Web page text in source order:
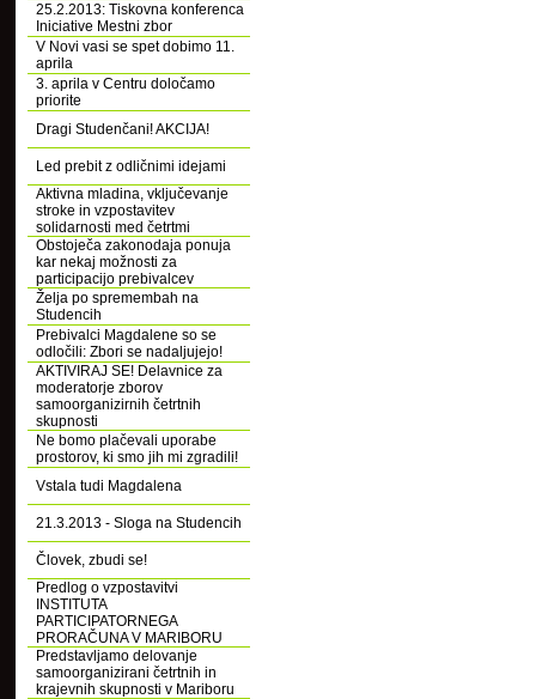
25.2.2013: Tiskovna konferenca
Iniciative Mestni zbor
V Novi vasi se spet dobimo 11.
aprila
3. aprila v Centru določamo
priorite
Dragi Studenčani! AKCIJA!
Led prebit z odličnimi idejami
Aktivna mladina, vključevanje
stroke in vzpostavitev
solidarnosti med četrtmi
Obstoječa zakonodaja ponuja
kar nekaj možnosti za
participacijo prebivalcev
Želja po spremembah na
Studencih
Prebivalci Magdalene so se
odločili: Zbori se nadaljujejo!
AKTIVIRAJ SE! Delavnice za
moderatorje zborov
samoorganizirnih četrtnih
skupnosti
Ne bomo plačevali uporabe
prostorov, ki smo jih mi zgradili!
Vstala tudi Magdalena
21.3.2013 - Sloga na Studencih
Človek, zbudi se!
Predlog o vzpostavitvi
INSTITUTA
PARTICIPATORNEGA
PRORAČUNA V MARIBORU
Predstavljamo delovanje
samoorganizirani četrtnih in
krajevnih skupnosti v Mariboru